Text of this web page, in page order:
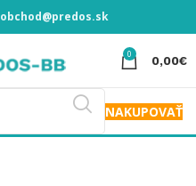
obchod@predos.sk
0 0,00€
NAKUPOVAŤ